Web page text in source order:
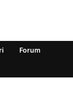
Forum